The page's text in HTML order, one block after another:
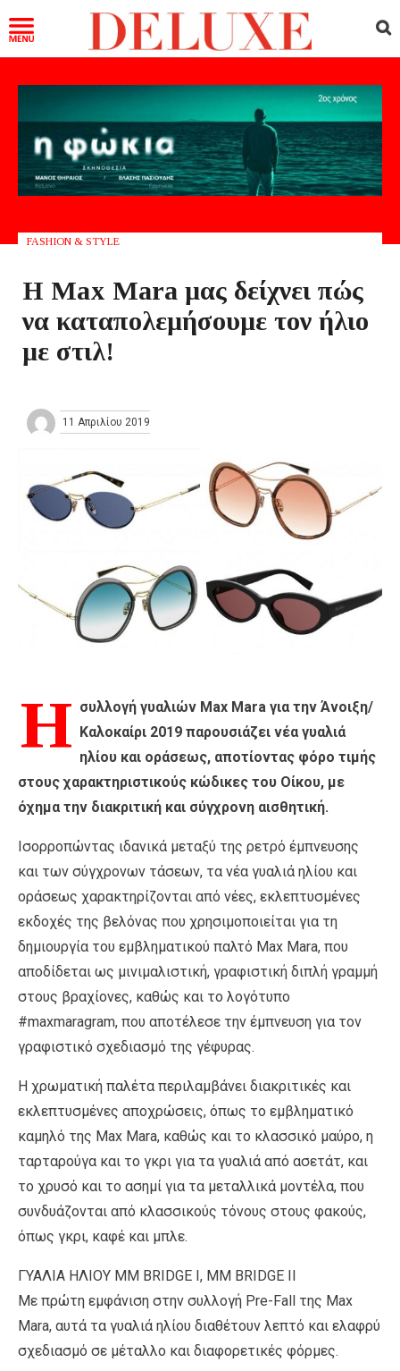
FASHION & STYLE
Η Max Mara μας δείχνει πώς
να καταπολεμήσουμε τον ήλιο
με στιλ!
11 Απριλίου 2019
Η συλλογή γυαλιών Max Mara για την Άνοιξη/
Καλοκαίρι 2019 παρουσιάζει νέα γυαλιά
ηλίου και οράσεως, αποτίοντας φόρο τιμής
στους χαρακτηριστικούς κώδικες του Οίκου, με
όχημα την διακριτική και σύγχρονη αισθητική.
Ισορροπώντας ιδανικά μεταξύ της ρετρό έμπνευσης
και των σύγχρονων τάσεων, τα νέα γυαλιά ηλίου και
οράσεως χαρακτηρίζονται από νέες, εκλεπτυσμένες
εκδοχές της βελόνας που χρησιμοποιείται για τη
δημιουργία του εμβληματικού παλτό Max Mara, που
αποδίδεται ως μινιμαλιστική, γραφιστική διπλή γραμμή
στους βραχίονες, καθώς και το λογότυπο
#maxmaragram, που αποτέλεσε την έμπνευση για τον
γραφιστικό σχεδιασμό της γέφυρας.
Η χρωματική παλέτα περιλαμβάνει διακριτικές και
εκλεπτυσμένες αποχρώσεις, όπως το εμβληματικό
καμηλό της Max Mara, καθώς και το κλασσικό μαύρο, η
ταρταρούγα και το γκρι για τα γυαλιά από ασετάτ, και
το χρυσό και το ασημί για τα μεταλλικά μοντέλα, που
συνδυάζονται από κλασσικούς τόνους στους φακούς,
όπως γκρι, καφέ και μπλε.
ΓΥΑΛΙΑ ΗΛΙΟΥ MM BRIDGE I, MM BRIDGE II
Με πρώτη εμφάνιση στην συλλογή Pre-Fall της Max
Mara, αυτά τα γυαλιά ηλίου διαθέτουν λεπτό και ελαφρύ
σχεδιασμό σε μέταλλο και διαφορετικές φόρμες.